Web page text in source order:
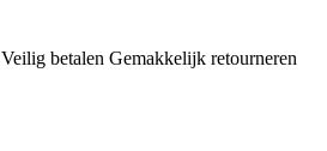
Veilig betalen Gemakkelijk retourneren